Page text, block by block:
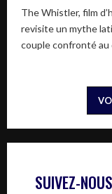
The Whistler, film
revisite un mythe
couple confronté au
SUIVEZ-NOUS